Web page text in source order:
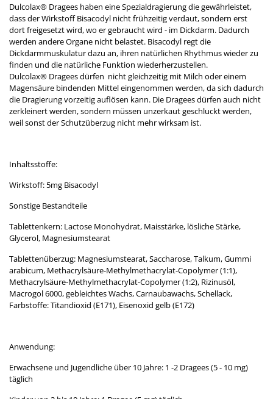
Dulcolax® Dragees haben eine Spezialdragierung die gewährleistet,
dass der Wirkstoff Bisacodyl nicht frühzeitig verdaut, sondern erst
dort freigesetzt wird, wo er gebraucht wird - im Dickdarm. Dadurch
werden andere Organe nicht belastet. Bisacodyl regt die
Dickdarmmuskulatur dazu an, ihren natürlichen Rhythmus wieder zu
finden und die natürliche Funktion wiederherzustellen.
Dulcolax® Dragees dürfen nicht gleichzeitig mit Milch oder einem
Magensäure bindenden Mittel eingenommen werden, da sich dadurch
die Dragierung vorzeitig auflösen kann. Die Dragees dürfen auch nicht
zerkleinert werden, sondern müssen unzerkaut geschluckt werden,
weil sonst der Schutzüberzug nicht mehr wirksam ist.
Inhaltsstoffe:
Wirkstoff: 5mg Bisacodyl
Sonstige Bestandteile
Tablettenkern: Lactose Monohydrat, Maisstärke, lösliche Stärke,
Glycerol, Magnesiumstearat
Tablettenüberzug: Magnesiumstearat, Saccharose, Talkum, Gummi
arabicum, Methacrylsäure-Methylmethacrylat-Copolymer (1:1),
Methacrylsäure-Methylmethacrylat-Copolymer (1:2), Rizinusöl,
Macrogol 6000, gebleichtes Wachs, Carnaubawachs, Schellack,
Farbstoffe: Titandioxid (E171), Eisenoxid gelb (E172)
Anwendung:
Erwachsene und Jugendliche über 10 Jahre: 1 -2 Dragees (5 - 10 mg)
täglich